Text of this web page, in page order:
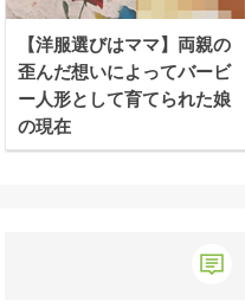
【洋服選びはママ】両親の
歪んだ想いによってバービ
ー人形として育てられた娘
の現在